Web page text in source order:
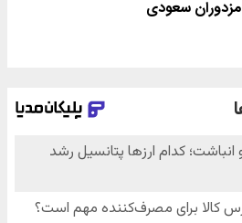
مزدوران سعودی